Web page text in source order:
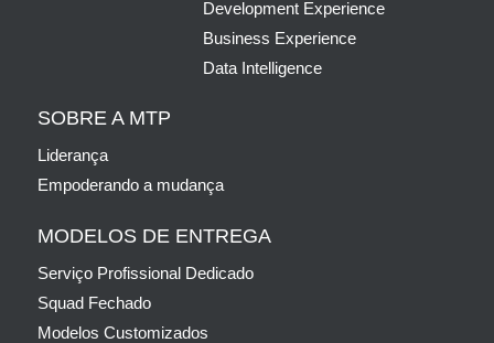
Development Experience
Business Experience
Data Intelligence
SOBRE A MTP
Liderança
Empoderando a mudança
MODELOS DE ENTREGA
Serviço Profissional Dedicado
Squad Fechado
Modelos Customizados